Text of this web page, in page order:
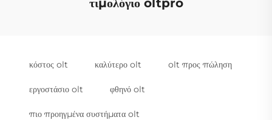
κόστος olt καλύτερο olt olt προς πώληση
εργοστάσιο olt φθηνό olt
πιο προηγμένα συστήματα olt